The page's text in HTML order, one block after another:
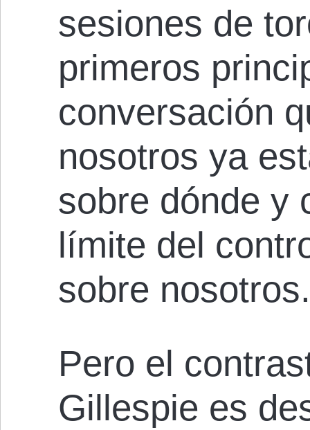
sesiones de
primeros
conversación
nosotros ya
sobre dónde y
límite del
sobre
Pero el
Gillespie es